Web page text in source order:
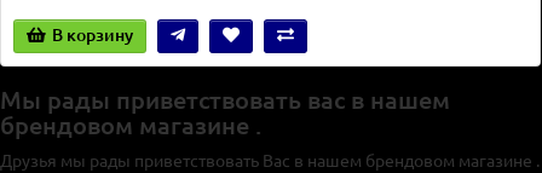
В корзину
Мы рады приветствовать вас в нашем
брендовом магазине .
Друзья мы рады приветствовать Вас в нашем брендовом магазине .